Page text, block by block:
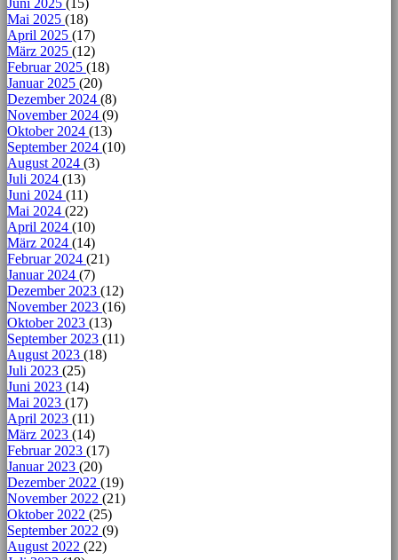
Mai 2025 (18)
April 2025 (17)
März 2025 (12)
Februar 2025 (18)
Januar 2025 (20)
Dezember 2024 (8)
November 2024 (9)
Oktober 2024 (13)
September 2024 (10)
August 2024 (3)
Juli 2024 (13)
Juni 2024 (11)
Mai 2024 (22)
April 2024 (10)
März 2024 (14)
Februar 2024 (21)
Januar 2024 (7)
Dezember 2023 (12)
November 2023 (16)
Oktober 2023 (13)
September 2023 (11)
August 2023 (18)
Juli 2023 (25)
Juni 2023 (14)
Mai 2023 (17)
April 2023 (11)
März 2023 (14)
Februar 2023 (17)
Januar 2023 (20)
Dezember 2022 (19)
November 2022 (21)
Oktober 2022 (25)
September 2022 (9)
August 2022 (22)